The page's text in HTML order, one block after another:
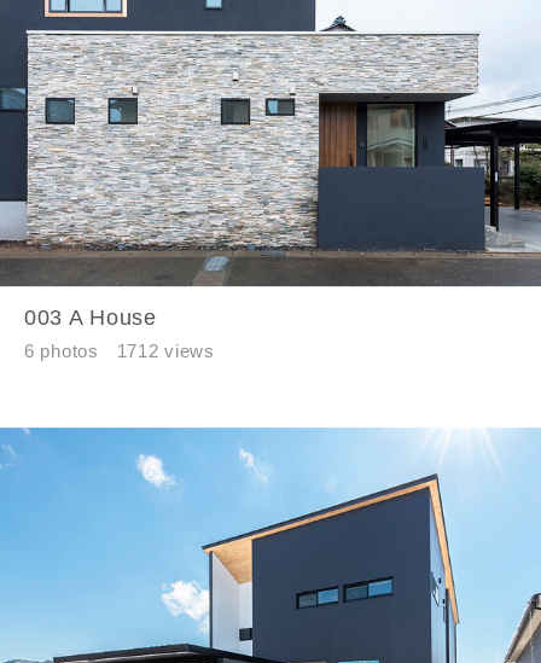
003 A House
6 photos 1712 views
町名
番地、建物名
建築予定地
専門家の都合により、資料の送付が遅くなったり、送付
できない場合があります。あらかじめご了承ください。
閉じる